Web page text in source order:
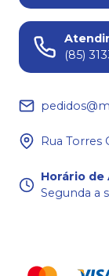
(85)
Rua Torres
Horário
Segunda a